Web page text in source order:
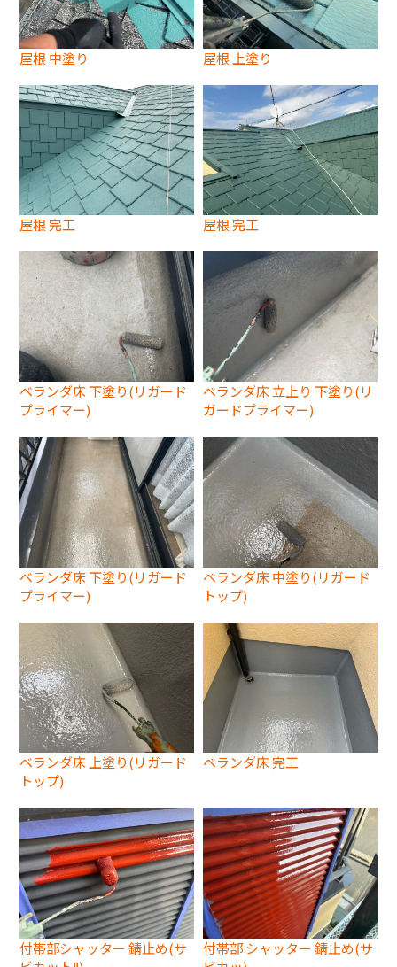
屋根 中塗り 屋根 上塗り
屋根 完工 屋根 完工
ベランダ床 下塗り(リガード
プライマー)
ベランダ床 立上り 下塗り(リ
ガードプライマー)
ベランダ床 下塗り(リガード
プライマー)
ベランダ床 中塗り(リガード
トップ)
ベランダ床 上塗り(リガード
トップ)
ベランダ床 完工
付帯部シャッター 錆止め(サ
付帯部 シャッター 錆止め(サ